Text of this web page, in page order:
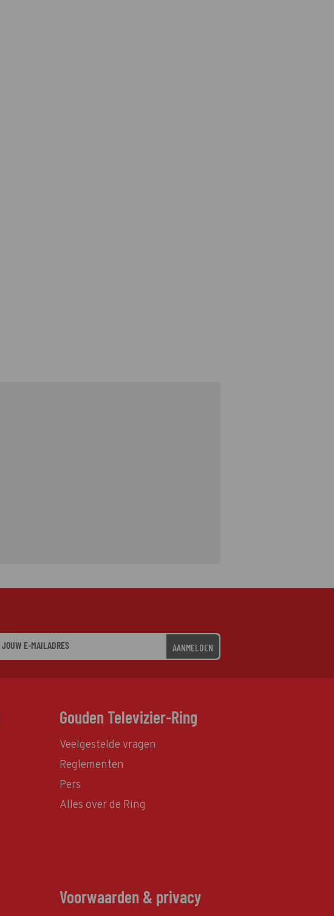
AANMELDEN
Gouden Televizier-Ring
Veelgestelde vragen
Reglementen
Pers
Alles over de Ring
Voorwaarden & privacy